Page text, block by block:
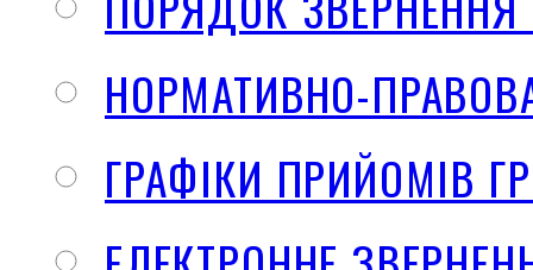
НОРМАТИВНО-
ГРАФІКИ ПРИЙОМІВ